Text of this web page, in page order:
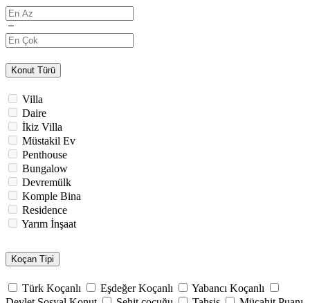
Konut Türü
Villa
Daire
İkiz Villa
Müstakil Ev
Penthouse
Bungalow
Devremülk
Komple Bina
Residence
Yarım İnşaat
Koçan Tipi
Türk Koçanlı Eşdeğer Koçanlı
Yabancı Koçanlı